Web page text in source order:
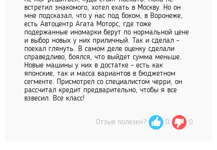
встретил знакомого, хотел ехать в Москву. Но он
мне подсказал, что у нас под боком, в Воронеже,
есть Автоцентр Агата Моторс, где тоже
подержанные иномарки берут по нормальной цене
и выбор новых у них приличный. Так и сделал -
поехал глянуть. В самом деле оценку сделали
справедливо, боялся, что выйдет сумма меньше.
Новые машины у них в достатке - есть как
японские, так и масса вариантов в бюджетном
сегменте. Присмотрел со специалистом черри, он
рассчитал кредит предварительно, чтобы я все
взвесил. Все класс!
Отзыв полезен? 0 0